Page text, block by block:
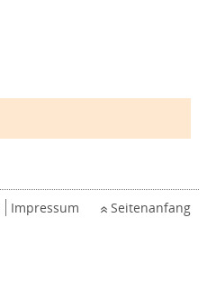
Impressum Seitenanfang